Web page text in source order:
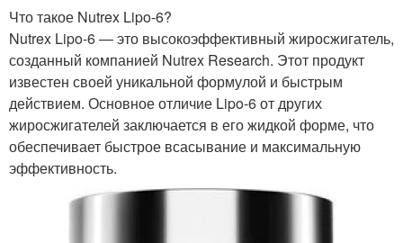
Что такое Nutrex Lipo-6?
Nutrex Lipo-6 — это высокоэффективный жиросжигатель,
созданный компанией Nutrex Research. Этот продукт
известен своей уникальной формулой и быстрым
действием. Основное отличие Lipo-6 от других
жиросжигателей заключается в его жидкой форме, что
обеспечивает быстрое всасывание и максимальную
эффективность.